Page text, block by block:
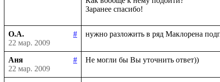
О.А.
#
22 мар. 2009
Аня
#
22 мар. 2009